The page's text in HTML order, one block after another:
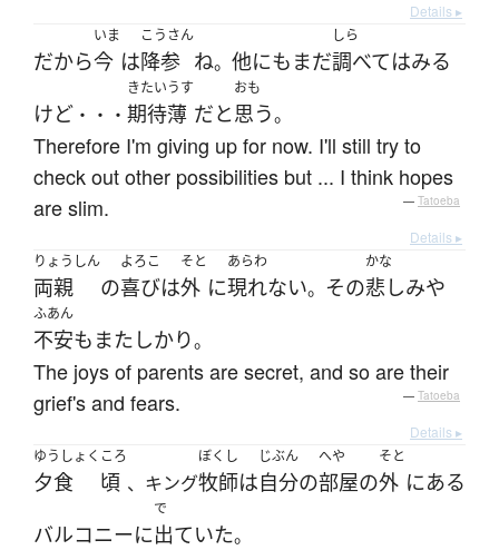
Details ▸
だから
いま
今 は
こうさん
降参 ね。 他にも まだ
しら
調べてはみる
けど ・・・
きたいうす
期待薄 だと
おも
思う。
Therefore I'm giving up for now. I'll still try to
check out other possibilities but ... I think hopes
are slim.
— Tatoeba
Details ▸
りょうしん
両親 の
よろこ
喜びは
そと
外 に
あらわ
現れない。 その
かな
悲しみや
ふあん
不安も また しかり。
The joys of parents are secret, and so are their
grief's and fears.
— Tatoeba
Details ▸
ゆうしょく
夕食
ころ
頃 、キング
ぼくし
牧師は
じぶん
自分の
へや
部屋の
そと
外 にある
バルコニーに
で
出ていた。